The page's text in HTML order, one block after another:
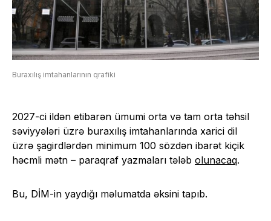
Buraxılış imtahanlarının qrafiki
2027-ci ildən etibarən ümumi orta və tam orta təhsil
səviyyələri üzrə buraxılış imtahanlarında xarici dil
üzrə şagirdlərdən minimum 100 sözdən ibarət kiçik
həcmli mətn – paraqraf yazmaları tələb olunacaq.
Bu, DİM-in yaydığı məlumatda əksini tapıb.